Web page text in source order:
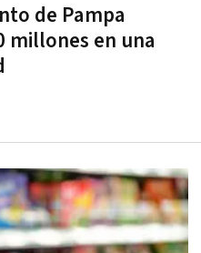
de Pampa
millones en una